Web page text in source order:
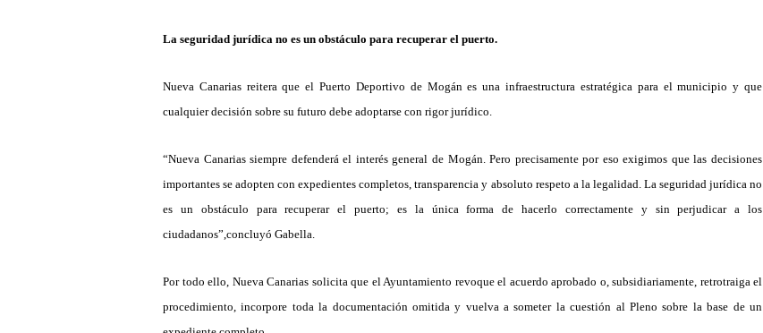
La seguridad jurídica no es un obstáculo para recuperar el puerto.
Nueva Canarias reitera que el Puerto Deportivo de Mogán es una infraestructura estratégica para el municipio y que
cualquier decisión sobre su futuro debe adoptarse con rigor jurídico.
“Nueva Canarias siempre defenderáel interés general de Mogán. Pero precisamente por eso exigimos que las decisiones
importantes se adopten con expedientes completos, transparencia y absoluto respeto a la legalidad. La seguridad jurídica no
es un obstáculo para recuperar el puerto; es la única forma de hacerlo correctamente y sin perjudicar a los
ciudadanos”,concluyó Gabella.
Por todo ello, Nueva Canarias solicita que el Ayuntamiento revoque el acuerdo aprobado o, subsidiariamente, retrotraiga el
procedimiento, incorpore toda la documentación omitida y vuelva a someter la cuestión al Pleno sobre la base de un